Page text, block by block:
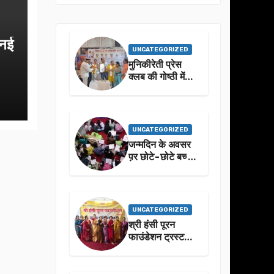
UNCATEGORIZED
मुनिकीरेती प्रेस
क्लब की गोष्ठी में
UNCATEGORIZED
जन्मदिन के अवसर
प़र छोटे-छोटे बच्चो
UNCATEGORIZED
श्री हंसी पूरन
फाउंडेशन ट्रस्ट